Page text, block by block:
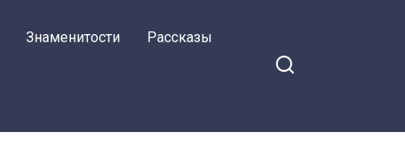
Знаменитости Рассказы